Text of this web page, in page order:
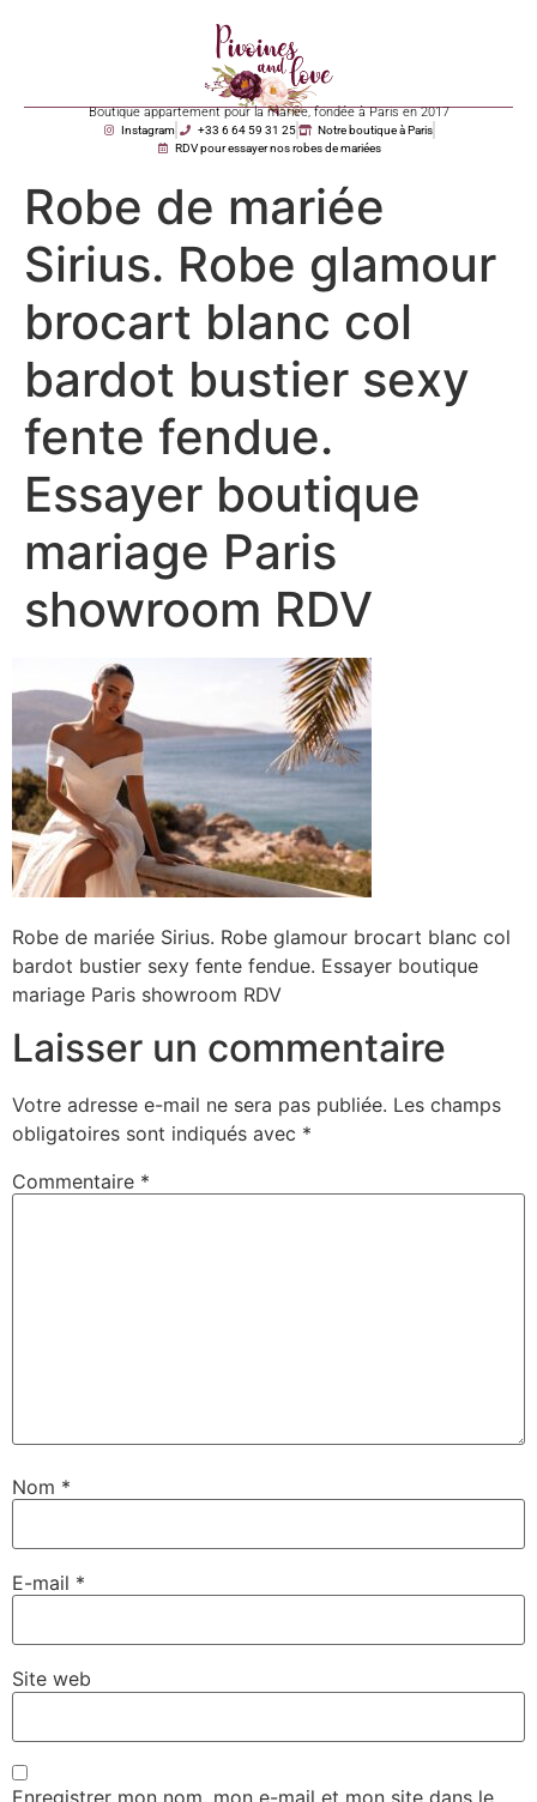
Boutique appartement pour la mariée, fondée à Paris en 2017
Instagram +33 6 64 59 31 25
Notre boutique à Paris
RDV pour essayer nos robes de mariées
Robe de mariée
Sirius. Robe glamour
brocart blanc col
bardot bustier sexy
fente fendue.
Essayer boutique
mariage Paris
showroom RDV
Robe de mariée Sirius. Robe glamour brocart blanc col
bardot bustier sexy fente fendue. Essayer boutique
mariage Paris showroom RDV
Laisser un commentaire
Votre adresse e-mail ne sera pas publiée. Les champs
obligatoires sont indiqués avec *
Commentaire *
Nom *
E-mail *
Site web